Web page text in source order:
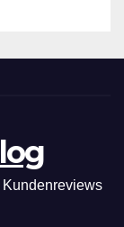
Kundenreviews